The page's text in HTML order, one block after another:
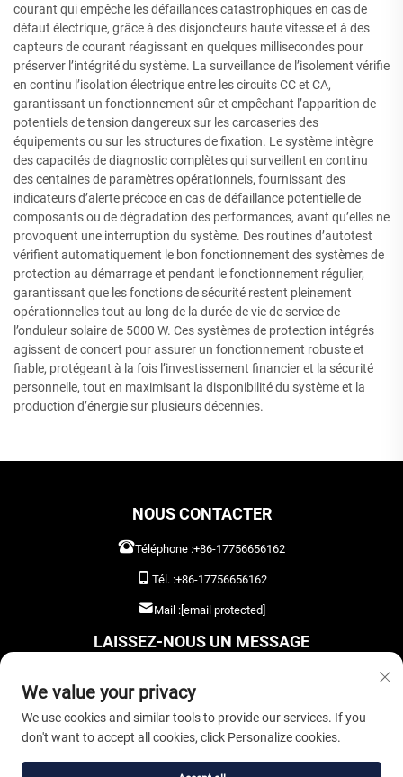
courant qui empêche les défaillances catastrophiques en cas de
défaut électrique, grâce à des disjoncteurs haute vitesse et à des
capteurs de courant réagissant en quelques millisecondes pour
préserver l’intégrité du système. La surveillance de l’isolement vérifie
en continu l’isolation électrique entre les circuits CC et CA,
garantissant un fonctionnement sûr et empêchant l’apparition de
potentiels de tension dangereux sur les carcaseries des
équipements ou sur les structures de fixation. Le système intègre
des capacités de diagnostic complètes qui surveillent en continu
des centaines de paramètres opérationnels, fournissant des
indicateurs d’alerte précoce en cas de défaillance potentielle de
composants ou de dégradation des performances, avant qu’elles ne
provoquent une interruption du système. Des routines d’autotest
vérifient automatiquement le bon fonctionnement des systèmes de
protection au démarrage et pendant le fonctionnement régulier,
garantissant que les fonctions de sécurité restent pleinement
opérationnelles tout au long de la durée de vie de service de
l’onduleur solaire de 5000 W. Ces systèmes de protection intégrés
agissent de concert pour assurer un fonctionnement robuste et
fiable, protégeant à la fois l’investissement financier et la sécurité
personnelle, tout en maximisant la disponibilité du système et la
production d’énergie sur plusieurs décennies.
NOUS CONTACTER
Téléphone :+86-17756656162
Tél. :+86-17756656162
Mail :[email protected]
LAISSEZ-NOUS UN MESSAGE
We value your privacy
We use cookies and similar tools to provide our services. If you
don't want to accept all cookies, click Personalize cookies.